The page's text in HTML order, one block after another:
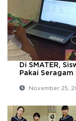
Di SMATER,
Pakai Seragam
November 25,